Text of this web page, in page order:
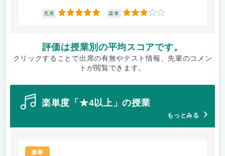
充実 5 楽単 3
評価は授業別の平均スコアです。
クリックすることで出席の有無やテスト情報、先輩のコメン
トが閲覧できます。
楽単度「★4以上」の授業
もっとみる
楽単